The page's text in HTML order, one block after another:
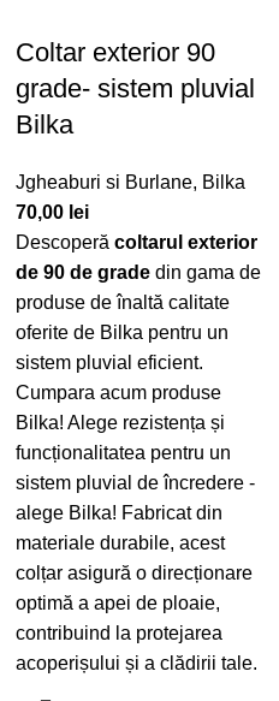
Coltar exterior 90
grade- sistem pluvial
Bilka
Jgheaburi si Burlane, Bilka
70,00 lei
Descoperă coltarul exterior
de 90 de grade din gama de
produse de înaltă calitate
oferite de Bilka pentru un
sistem pluvial eficient.
Cumpara acum produse
Bilka! Alege rezistența și
funcționalitatea pentru un
sistem pluvial de încredere -
alege Bilka! Fabricat din
materiale durabile, acest
colțar asigură o direcționare
optimă a apei de ploaie,
contribuind la protejarea
acoperișului și a clădirii tale.